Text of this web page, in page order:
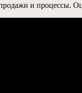
и процессы.